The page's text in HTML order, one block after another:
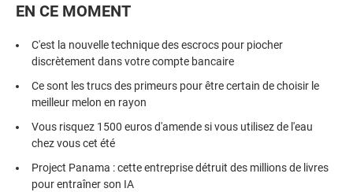
EN CE MOMENT
C'est la nouvelle technique des escrocs pour piocher
discrètement dans votre compte bancaire
Ce sont les trucs des primeurs pour être certain de choisir le
meilleur melon en rayon
Vous risquez 1500 euros d'amende si vous utilisez de l'eau
chez vous cet été
Project Panama : cette entreprise détruit des millions de livres
pour entraîner son IA